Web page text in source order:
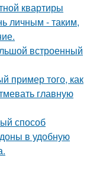
квартиры
личным - таким,
встроенный
пример того, как
главную
способ
в удобную